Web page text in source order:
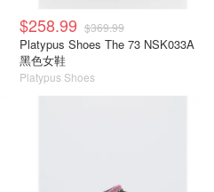
$258.99 $369.99
Platypus Shoes The 73 NSK033A
黑色女鞋
Platypus Shoes